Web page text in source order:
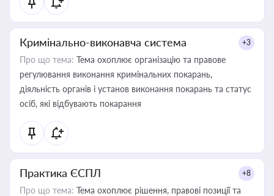
Кримінально-виконавча система +3
Про що тема: Тема охоплює організацію та правове
регулювання виконання кримінальних покарань,
діяльність органів і установ виконання покарань та статус
осіб, які відбувають покарання
Практика ЄСПЛ +8
Про що тема: Тема охоплює рішення, правові позиції та